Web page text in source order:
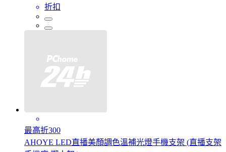
折扣
最高折300
AHOYE LED直播美顏調色溫補光燈手機支架 (直播支架